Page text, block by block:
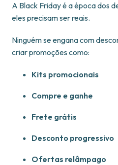
A Black Friday é a época dos
eles precisam ser reais.
Ninguém se engana com
criar promoções como:
Kits promocionais
Compre e ganhe
Frete grátis
Desconto progressivo
Ofertas relâmpago